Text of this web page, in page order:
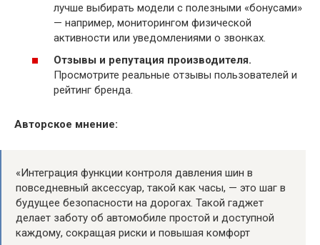
лучше выбирать модели с полезными «бонусами»
— например, мониторингом физической
активности или уведомлениями о звонках.
Отзывы и репутация производителя.
Просмотрите реальные отзывы пользователей и
рейтинг бренда.
Авторское мнение:
«Интеграция функции контроля давления шин в
повседневный аксессуар, такой как часы, — это шаг в
будущее безопасности на дорогах. Такой гаджет
делает заботу об автомобиле простой и доступной
каждому, сокращая риски и повышая комфорт